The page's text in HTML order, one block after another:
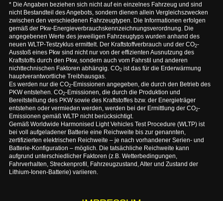
* Die Angaben beziehen sich nicht auf ein einzelnes Fahrzeug und sind
nicht Bestandteil des Angebots, sondern dienen allein Vergleichszwecken
zwischen den verschiedenen Fahrzeugtypen. Die Informationen erfolgen
gemäß der Pkw-Energieverbrauchskennzeichnungsverordnung. Die
angegebenen Werte des jeweiligen Fahrzeugtyps wurden anhand des
neuen WLTP-Testzyklus ermittelt. Der Kraftstoffverbrauch und der CO2-
Ausstoß eines Pkw sind nicht nur von der effizienten Ausnutzung des
Kraftstoffs durch den Pkw, sondern auch vom Fahrstil und anderen
nichttechnischen Faktoren abhängig. CO2ist das für die Erderwärmung
hauptverantwortliche Treibhausgas.
Es werden nur die CO2-Emissionen angegeben, die durch den Betrieb des
PKW entstehen. CO2-Emissionen, die durch die Produktion und
Bereitstellung des PKW sowie des Kraftstoffes bzw. der Energieträger
entstehen oder vermieden werden, werden bei der Ermittlung der CO2-
Emissionen gemäß WLTP nicht berücksichtigt.
Gemäß Worldwide Harmonised Light Vehicles Test Procedure (WLTP) ist
bei voll aufgeladener Batterie eine Reichweite bis zur genannten,
zertifizierten elektrischen Reichweite – je nach vorhandener Serien- und
Batterie-Konfiguration – möglich. Die tatsächliche Reichweite kann
aufgrund unterschiedlicher Faktoren (z.B. Wetterbedingungen,
Fahrverhalten, Streckenprofil, Fahrzeugzustand, Alter und Zustand der
Lithium-Ionen-Batterie) variieren.